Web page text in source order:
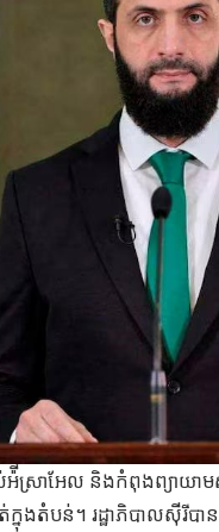
ស់អ៉ីស្រាអែល និងកំពុងព្យា
ត់ក្នុងតំបន់។ រដ្ឋាភិបាលស៊ី